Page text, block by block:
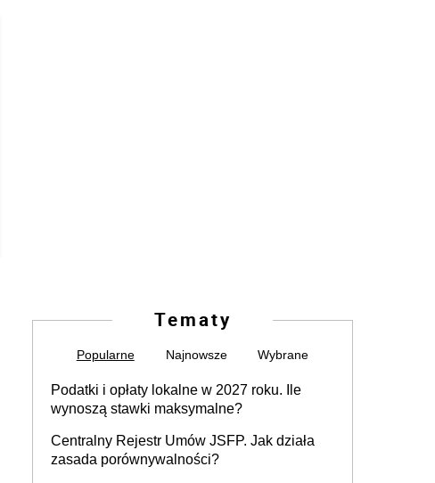
Tematy
Popularne Najnowsze Wybrane
Podatki i opłaty lokalne w 2027 roku. Ile
wynoszą stawki maksymalne?
Centralny Rejestr Umów JSFP. Jak działa
zasada porównywalności?